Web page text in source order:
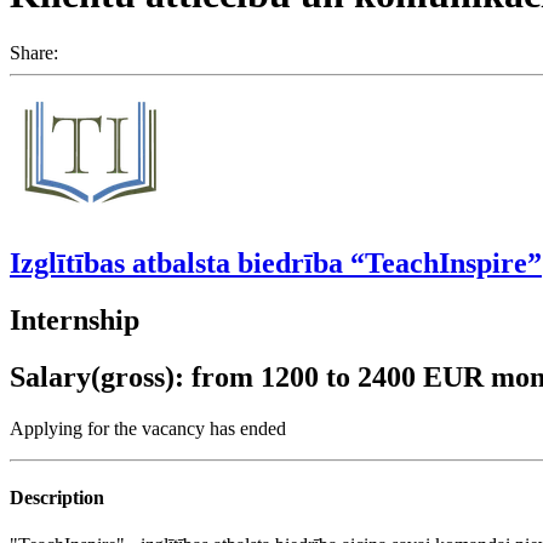
Share:
Izglītības atbalsta biedrība “TeachInspire”
Internship
Salary(gross): from 1200 to 2400 EUR
Applying for the vacancy has ended
Description